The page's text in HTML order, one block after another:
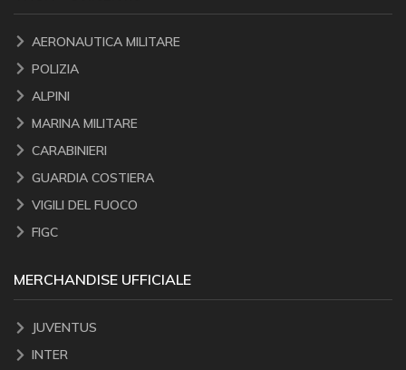
AERONAUTICA MILITARE
POLIZIA
ALPINI
MARINA MILITARE
CARABINIERI
GUARDIA COSTIERA
VIGILI DEL FUOCO
FIGC
MERCHANDISE UFFICIALE
JUVENTUS
INTER